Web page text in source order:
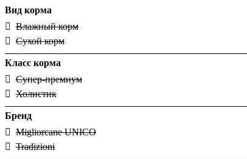
Вид корма
Влажный корм
Сухой корм
Класс корма
Супер-премиум
Холистик
Бренд
Migliorcane UNICO
Tradizioni